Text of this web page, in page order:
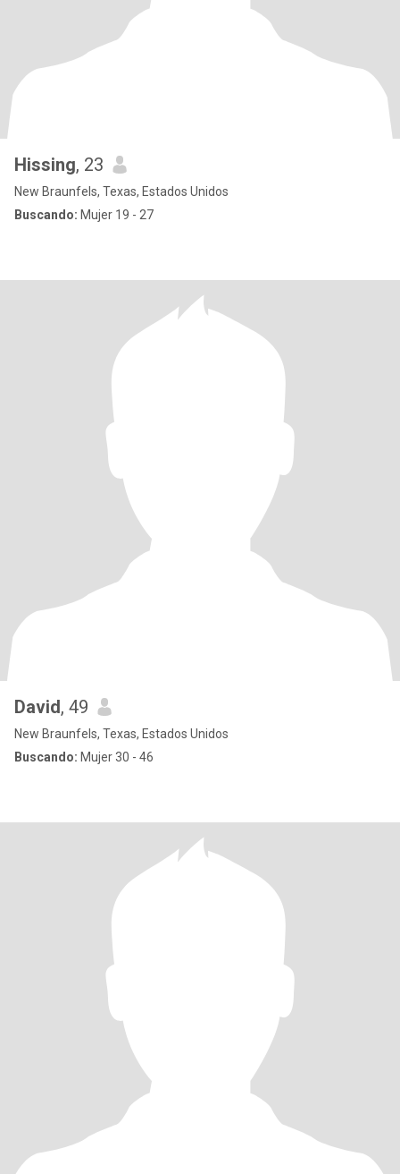
Hissing, 23
New Braunfels, Texas, Estados Unidos
Buscando: Mujer 19 - 27
David, 49
New Braunfels, Texas, Estados Unidos
Buscando: Mujer 30 - 46